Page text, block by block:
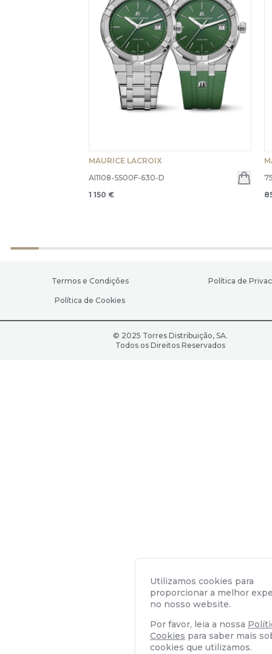
MAURICE LACROIX
AI1108-SS00F-630-D
1 150 €
Termos e Condições Política de
Política de Cookies
© 2025 Torres Distribuição, SA.
Todos os Direitos Reservados
Utilizamos cookies para
proporcionar a melhor
no nosso website.
Por favor, leia a nossa
Cookies para saber mais
cookies que utilizamos.